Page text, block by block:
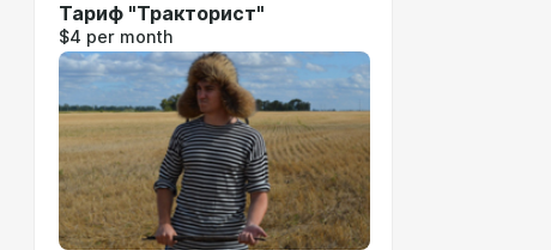
Тариф "Тракторист"
$4 per month